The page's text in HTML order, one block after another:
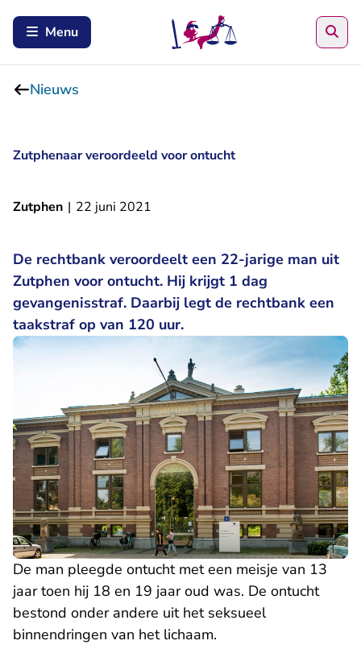
Menu
Nieuws
Zutphenaar veroordeeld voor ontucht
Zutphen | 22 juni 2021
De rechtbank veroordeelt een 22-jarige man uit
Zutphen voor ontucht. Hij krijgt 1 dag
gevangenisstraf. Daarbij legt de rechtbank een
taakstraf op van 120 uur.
De man pleegde ontucht met een meisje van 13
jaar toen hij 18 en 19 jaar oud was. De ontucht
bestond onder andere uit het seksueel
binnendringen van het lichaam.